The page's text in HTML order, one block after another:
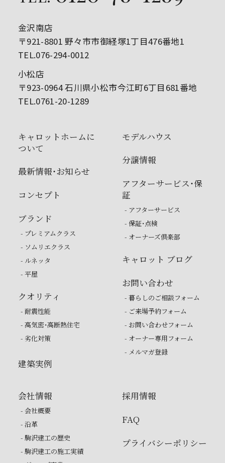
金沢南店
〒921-8801 野々市市御経塚1丁目476番地1
TEL.076-294-0012
小松店
〒923-0964 石川県小松市今江町6丁目681番地
TEL.0761-20-1289
キャロットホームに
ついて
最新情報・お知らせ
コンセプト
ブランド
- プレミアムクラス
- ソムリエクラス
- ルネッタ
- 平屋
クオリティ
- 耐震性能
- 高気密・高断熱住宅
- 劣化対策
建築実例
モデルハウス
分譲情報
アフターサービス・保
証
- アフターサービス
- 保証・点検
- オーナーズ倶楽部
キャロット ブログ
お問い合わせ
- 暮らしのご相談フォーム
- ご来場予約フォーム
- お問い合わせフォーム
- オーナー専用フォーム
- メルマガ登録
会社情報
- 会社概要
- 沿革
- 駒沢建工の歴史
- 駒沢建工の施工実績
採用情報
FAQ
プライバシーポリシー